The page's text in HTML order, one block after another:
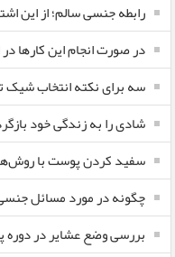
رابطه جنسی سالم؛ از این
در صورت انجام این کارها
سه برای نکته انتخاب شیک
شادی را به زندگی خود
سفید کردن پوست با
چگونه در مورد مسائل
بررسی وضع عشایر در دوره